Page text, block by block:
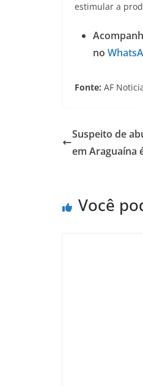
estimular a
no
Fonte: AF
Suspeito de
em Araguaína
Você